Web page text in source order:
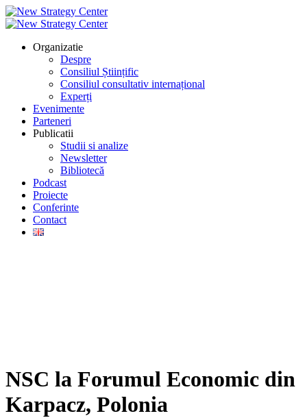
Organizatie
Despre
Consiliul Științific
Consiliul consultativ internațional
Experți
Evenimente
Parteneri
Publicatii
Studii si analize
Newsletter
Bibliotecă
Podcast
Proiecte
Conferinte
Contact
NSC la Forumul Economic din
Karpacz, Polonia